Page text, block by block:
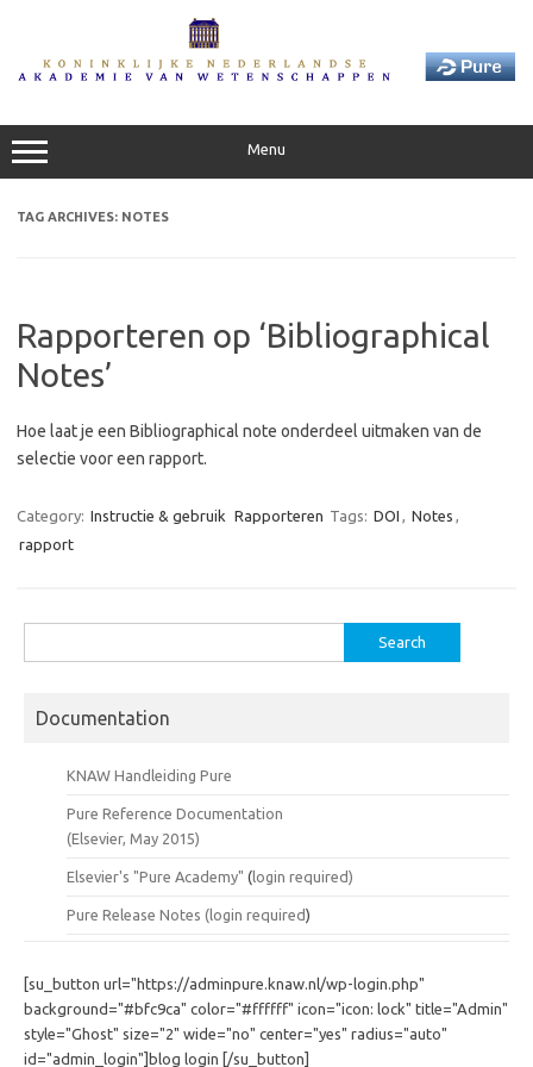
Menu
TAG ARCHIVES: NOTES
Rapporteren op ‘Bibliographical
Notes’
Hoe laat je een Bibliographical note onderdeel uitmaken van de
selectie voor een rapport.
Category: Instructie & gebruik Rapporteren Tags: DOI , Notes ,
rapport
for:
Documentation
KNAW Handleiding Pure
Pure Reference Documentation
(Elsevier, May 2015)
Elsevier's "Pure Academy" (login required)
Pure Release Notes (login required)
[su_button url="https://adminpure.knaw.nl/wp-login.php"
background="#bfc9ca" color="#ffffff" icon="icon: lock" title="Admin"
style="Ghost" size="2" wide="no" center="yes" radius="auto"
id="admin_login"]blog login [/su_button]